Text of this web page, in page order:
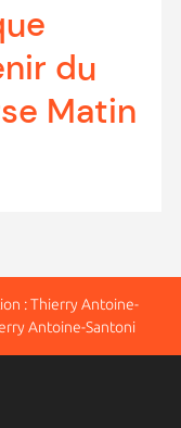
du
Matin
: Thierry Antoine-
Antoine-Santoni